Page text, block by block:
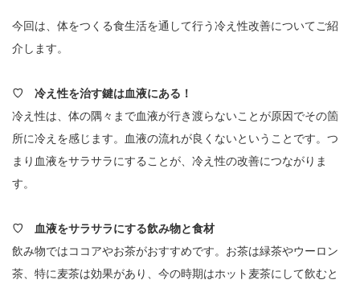
今回は、体をつくる食生活を通して行う冷え性改善についてご紹
介します。
♡ 冷え性を治す鍵は血液にある！
冷え性は、体の隅々まで血液が行き渡らないことが原因でその箇
所に冷えを感じます。血液の流れが良くないということです。つ
まり血液をサラサラにすることが、冷え性の改善につながりま
す。
♡ 血液をサラサラにする飲み物と食材
飲み物ではココアやお茶がおすすめです。お茶は緑茶やウーロン
茶、特に麦茶は効果があり、今の時期はホット麦茶にして飲むと